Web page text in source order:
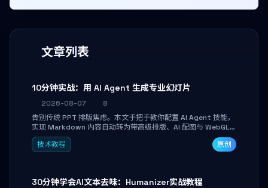
文章列表
10分钟实战：用 AI Agent 生成专业幻灯片
2026-08-07
8
告别传统 PPT 排版焦虑。本文手把手教你配置 AI Agent 技能，
实现 Markdown 内容自动转为带高级排版、AI 配图与 WebGL
运行时的 HTML 幻灯片。只需专注内容，10 分钟即可产出可投
屏的专业级演示文稿。
技术教程 原创
30分钟学会AI文本去味：Humanizer实战教程